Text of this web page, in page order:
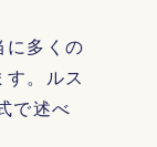
に多くの
。ルス
で述べ